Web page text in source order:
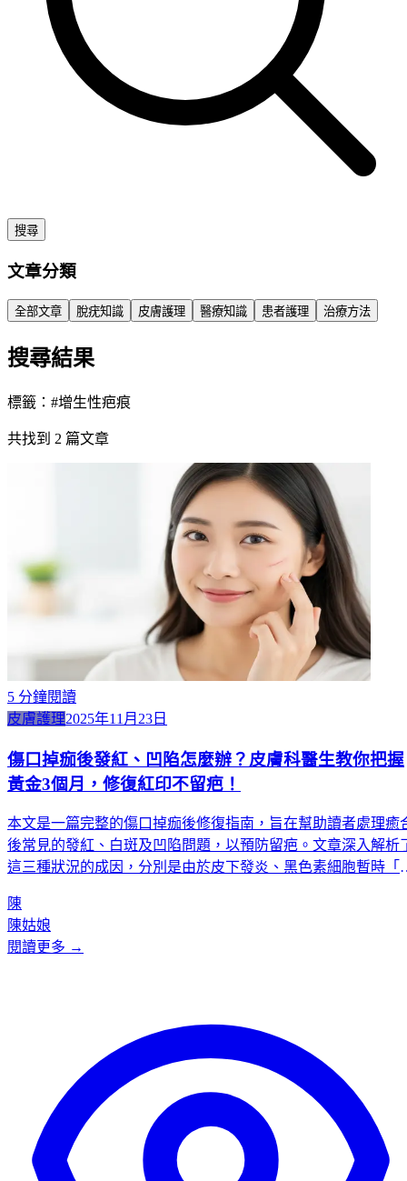
搜尋
文章分類
全部文章 脫疣知識 皮膚護理 醫療知識 患者護理 治療方法
搜尋結果
標籤：#增生性疤痕
共找到 2 篇文章
5 分鐘閱讀
皮膚護理2025年11月23日
傷口掉痂後發紅、凹陷怎麼辦？皮膚科醫生教你把握
黃金3個月，修復紅印不留疤！
本文是一篇完整的傷口掉痂後修復指南，旨在幫助讀者處理癒
後常見的發紅、白斑及凹陷問題，以預防留疤。文章深入解析
這三種狀況的成因，分別是由於皮下發炎、黑色素細胞暫時「
炎、保濕和正確使用祛疤產品。此外，文章強調了掉痂後3個月
是「黃金修復期」，並提供了清潔、防曬、忌口和冷敷止癢等
個通用護理黃金法則。最後，文章將疤痕分為不同修復難易等
陳
陳姑娘
閱讀更多 →